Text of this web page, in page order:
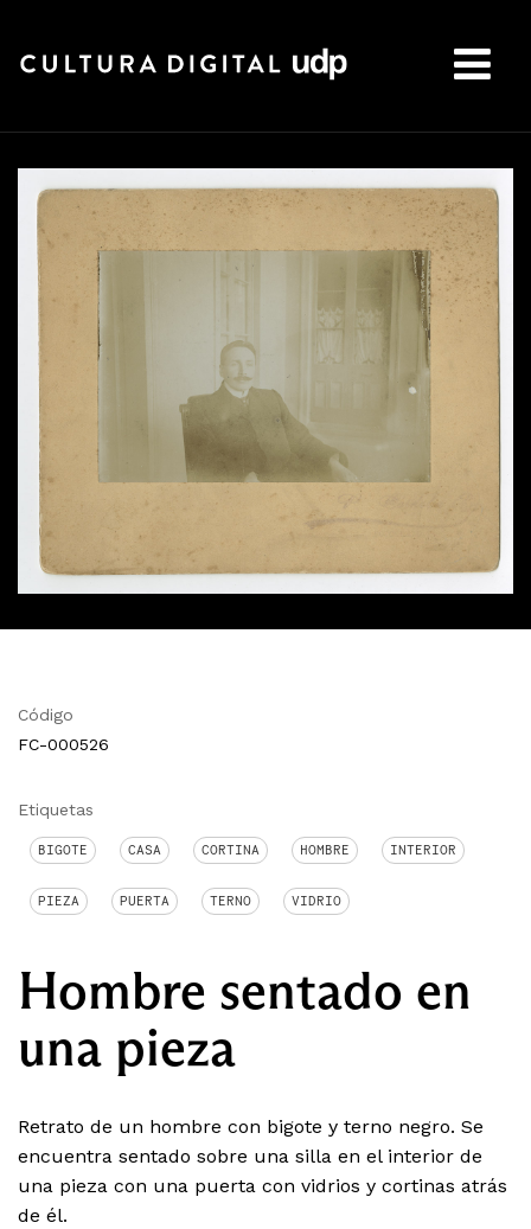
Código
FC-000526
Etiquetas
BIGOTE CASA CORTINA HOMBRE INTERIOR
PIEZA PUERTA TERNO VIDRIO
Hombre sentado en
una pieza
Retrato de un hombre con bigote y terno negro. Se
encuentra sentado sobre una silla en el interior de
una pieza con una puerta con vidrios y cortinas atrás
de él.